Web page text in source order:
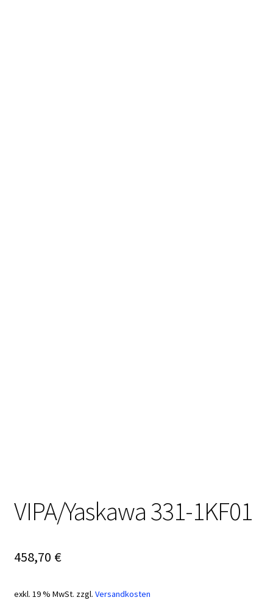
VIPA/Yaskawa 331-1KF01
458,70 €
exkl. 19 % MwSt. zzgl. Versandkosten